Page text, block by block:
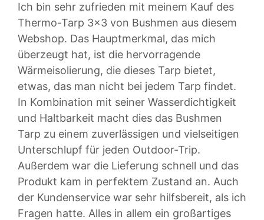
Ich bin sehr zufrieden mit meinem Kauf des
Thermo-Tarp 3×3 von Bushmen aus diesem
Webshop. Das Hauptmerkmal, das mich
überzeugt hat, ist die hervorragende
Wärmeisolierung, die dieses Tarp bietet,
etwas, das man nicht bei jedem Tarp findet.
In Kombination mit seiner Wasserdichtigkeit
und Haltbarkeit macht dies das Bushmen
Tarp zu einem zuverlässigen und vielseitigen
Unterschlupf für jeden Outdoor-Trip.
Außerdem war die Lieferung schnell und das
Produkt kam in perfektem Zustand an. Auch
der Kundenservice war sehr hilfsbereit, als ich
Fragen hatte. Alles in allem ein großartiges